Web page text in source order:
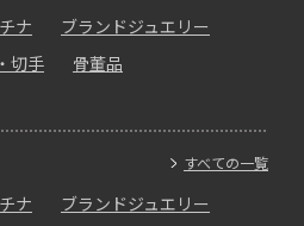
ナ
ブランドジュエリー
切手
骨董品
すべての一覧
ナ
ブランドジュエリー